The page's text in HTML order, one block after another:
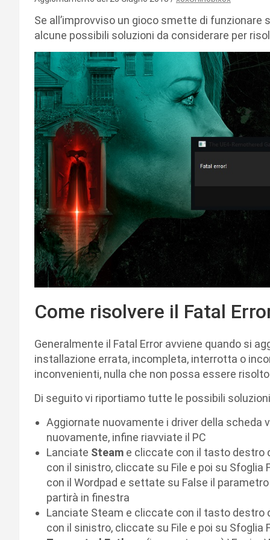
Se all’improvviso un gioco smette di funzionare
alcune possibili soluzioni da considerare per
Come risolvere il Fatal
Generalmente il Fatal Error avviene quando si
installazione errata, incompleta, interrotta o
inconvenienti, nulla che non possa essere
Di seguito vi riportiamo tutte le possibili
Aggiornate nuovamente i driver della scheda
nuovamente, infine riavviate il PC
Lanciate Steam e cliccate con il tasto destro
con il sinistro, cliccate su File e poi su
con il Wordpad e settate su False il
partirà in finestra
Lanciate Steam e cliccate con il tasto destro
con il sinistro, cliccate su File e poi su Sfoglia